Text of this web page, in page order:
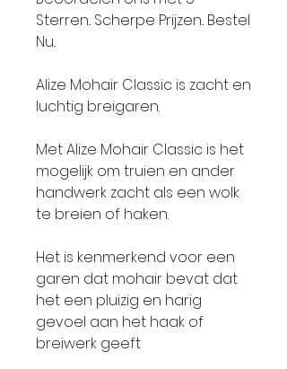
Sterren.. Scherpe Prijzen.. Bestel
Nu..
Alize Mohair Classic is zacht en
luchtig breigaren.
Met Alize Mohair Classic is het
mogelijk om truien en ander
handwerk zacht als een wolk
te breien of haken.
Het is kenmerkend voor een
garen dat mohair bevat dat
het een pluizig en harig
gevoel aan het haak of
breiwerk geeft